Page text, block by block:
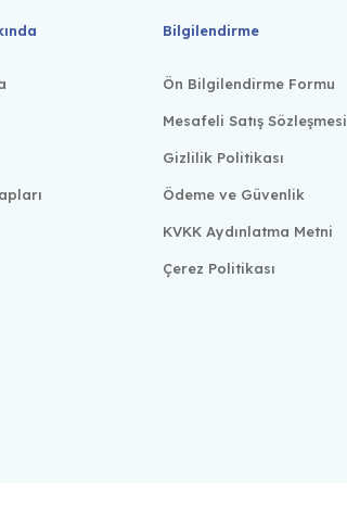
Bilgilendirme
Ön Bilgilendirme Formu
Mesafeli Satış Sözleşmesi
Gizlilik Politikası
Ödeme ve Güvenlik
KVKK Aydınlatma Metni
Çerez Politikası